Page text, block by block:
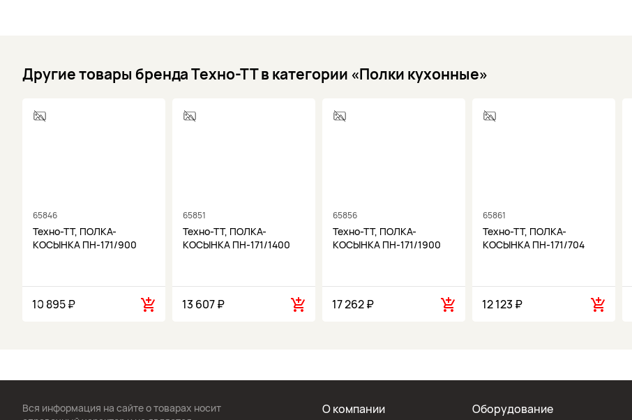
Другие товары бренда Техно-ТТ в категории «Полки кухонные»
65846
Техно-ТТ, ПОЛКА-
КОСЫНКА ПН-171/900
10 895 ₽
65851
Техно-ТТ, ПОЛКА-
КОСЫНКА ПН-171/1400
13 607 ₽
65856
Техно-ТТ, ПОЛКА-
КОСЫНКА ПН-171/1900
17 262 ₽
65861
Техно-ТТ, ПОЛКА-
КОСЫНКА ПН-171/704
12 123 ₽
Вся информация на сайте о товарах носит
О компании Оборудование